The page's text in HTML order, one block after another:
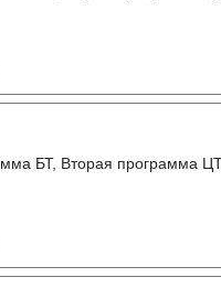
БТ, Вторая программа